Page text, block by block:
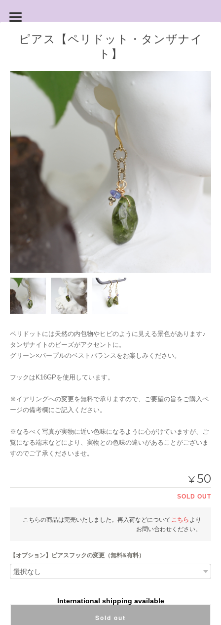
ピアス【ペリドット・タンザナイ
ト】
ペリドットには天然の内包物やヒビのように見える景色があります♪
タンザナイトのビーズがアクセントに。
グリーン×パープルのベストバランスをお楽しみください。
フックはK16GPを使用しています。
※イアリングへの変更を無料で承りますので、ご要望の旨をご購入ペ
ージの備考欄にご記入ください。
※なるべく写真が実物に近い色味になるように心がけていますが、ご
覧になる端末などにより、実物との色味の違いがあることがございま
すのでご了承くださいませ。
¥ 50
SOLD OUT
こちらの商品は完売いたしました。再入荷などについて こちら より
お問い合わせください。
【オプション】ピアスフックの変更（無料&有料）
International shipping available
Sold out